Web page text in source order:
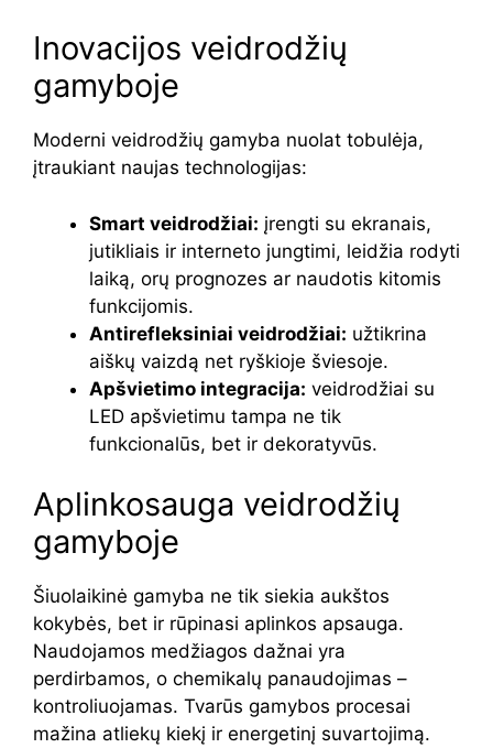
Inovacijos veidrodžių
gamyboje
Moderni veidrodžių gamyba nuolat tobulėja,
įtraukiant naujas technologijas:
Smart veidrodžiai: įrengti su ekranais,
jutikliais ir interneto jungtimi, leidžia rodyti
laiką, orų prognozes ar naudotis kitomis
funkcijomis.
Antirefleksiniai veidrodžiai: užtikrina
aiškų vaizdą net ryškioje šviesoje.
Apšvietimo integracija: veidrodžiai su
LED apšvietimu tampa ne tik
funkcionalūs, bet ir dekoratyvūs.
Aplinkosauga veidrodžių
gamyboje
Šiuolaikinė gamyba ne tik siekia aukštos
kokybės, bet ir rūpinasi aplinkos apsauga.
Naudojamos medžiagos dažnai yra
perdirbamos, o chemikalų panaudojimas –
kontroliuojamas. Tvarūs gamybos procesai
mažina atliekų kiekį ir energetinį suvartojimą.